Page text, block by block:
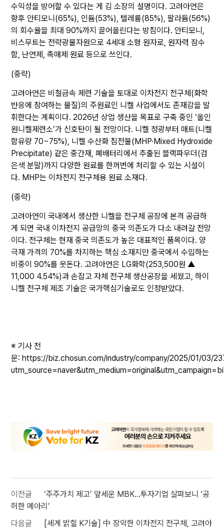
수익성을 방어할 수 있다는 게 김 소장의 설명이다. 고려아연은
향후 안티모니(65%), 인듐(53%), 텔레륨(85%), 팔라듐(56%)
의 회수율을 최대 90%까지 끌어올린다는 방침이다. 안티모니,
비스무트는 전략광물자원으로 4세대 소형 원자로, 원자력 잠수
함, 난연제, 촉매제 원료 등으로 쓰인다.
(중략)
고려아연은 비철금속 제련 기술을 토대로 이차전지 전구체(화학
반응에 참여하는 물질)의 주원료인 니켈 사업에서도 존재감을 발
휘한다는 계획이다. 2026년 상업 생산을 목표로 구축 중인 ‘올인
원니켈제련소’가 신호탄이 될 전망이다. 니켈 정광부터 매트(니켈
함유량 70~75%), 니켈 수산화 침전물(MHP·Mixed Hydroxide
Precipitate) 같은 중간재, 폐배터리에서 추출된 블랙파우더(검
은색 분말)까지 다양한 원료를 한꺼번에 처리할 수 있는 시설이
다. MHP는 이차전지 전구체용 원료 소재다.
(중략)
고려아연이 국내에서 생산한 니켈을 전구체 공장에 본격 공급하
게 되면 국내 이차전지 공급망의 중국 의존도가 다소 내려갈 전망
이다. 전구체는 현재 중국 의존도가 높은 대표적인 품목이다. 양
극재 가격의 70%를 차지하는 핵심 소재지만 중국에서 수입하는
비중이 90%를 웃돈다. 고려아연은 LG화학(253,500원 ▲
11,000 4.54%)과 손잡고 자체 전구체 생산공장을 세웠고, 하이
니켈 전구체 제조 기술은 국가핵심기술로도 인정받았다.
※ 기사 전
문: https://biz.chosun.com/industry/company/2025/01/03/
이전글
‘주주가치 제고’ 앞세운 MBK…투자기업 살펴보니 ‘공
허한 메아리’
다음글
[세계 밝힐 K기술] 中 장악한 이차전지 전구체, 고려아